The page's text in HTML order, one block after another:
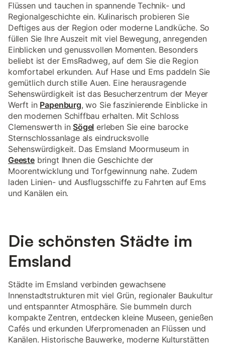
Flüssen und tauchen in spannende Technik- und
Regionalgeschichte ein. Kulinarisch probieren Sie
Deftiges aus der Region oder moderne Landküche. So
füllen Sie Ihre Auszeit mit viel Bewegung, anregenden
Einblicken und genussvollen Momenten. Besonders
beliebt ist der EmsRadweg, auf dem Sie die Region
komfortabel erkunden. Auf Hase und Ems paddeln Sie
gemütlich durch stille Auen. Eine herausragende
Sehenswürdigkeit ist das Besucherzentrum der Meyer
Werft in Papenburg, wo Sie faszinierende Einblicke in
den modernen Schiffbau erhalten. Mit Schloss
Clemenswerth in Sögel erleben Sie eine barocke
Sternschlossanlage als eindrucksvolle
Sehenswürdigkeit. Das Emsland Moormuseum in
Geestebringt Ihnen die Geschichte der
Moorentwicklung und Torfgewinnung nahe. Zudem
laden Linien- und Ausflugsschiffe zu Fahrten auf Ems
und Kanälen ein.
Die schönsten Städte im
Emsland
Städte im Emsland verbinden gewachsene
Innenstadtstrukturen mit viel Grün, regionaler Baukultur
und entspannter Atmosphäre. Sie bummeln durch
kompakte Zentren, entdecken kleine Museen, genießen
Cafés und erkunden Uferpromenaden an Flüssen und
Kanälen. Historische Bauwerke, moderne Kulturstätten